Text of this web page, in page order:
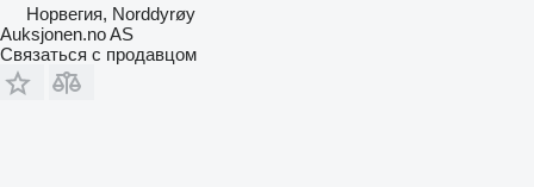
Норвегия, Norddyrøy
Auksjonen.no AS
Связаться с продавцом